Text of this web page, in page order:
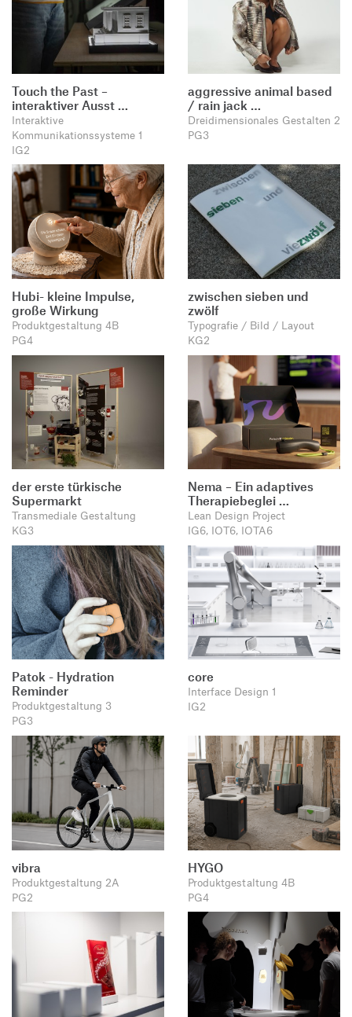
Touch the Past –
interaktiver Ausst …
Interaktive
Kommunikationssysteme 1
IG2
aggressive animal based
/ rain jack …
Dreidimensionales Gestalten 2
PG3
Hubi- kleine Impulse,
große Wirkung
Produktgestaltung 4B
PG4
zwischen sieben und
zwölf
Typografie / Bild / Layout
KG2
der erste türkische
Supermarkt
Transmediale Gestaltung
KG3
Nema – Ein adaptives
Therapiebeglei …
Lean Design Project
IG6, IOT6, IOTA6
Patok - Hydration
Reminder
Produktgestaltung 3
PG3
core
Interface Design 1
IG2
vibra
Produktgestaltung 2A
PG2
HYGO
Produktgestaltung 4B
PG4